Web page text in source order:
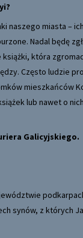
naszego miasta –
Nadal będę
książki, która
Często ludzie
mieszkańców
lub nawet o
Galicyjskiego.
synów, z których